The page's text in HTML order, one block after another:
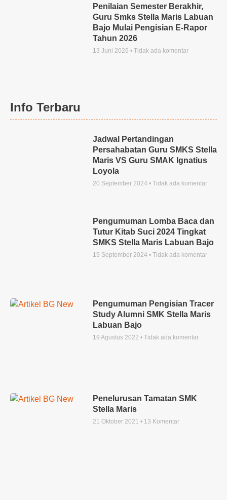
Penilaian Semester Berakhir,
Guru Smks Stella Maris Labuan
Bajo Mulai Pengisian E-Rapor
Tahun 2026
13 Juni 2026 Tidak ada komentar
Info Terbaru
Jadwal Pertandingan
Persahabatan Guru SMKS Stella
Maris VS Guru SMAK Ignatius
Loyola
20 September 2024 Tidak ada komentar
Pengumuman Lomba Baca dan
Tutur Kitab Suci 2024 Tingkat
SMKS Stella Maris Labuan Bajo
19 September 2024 Tidak ada komentar
Pengumuman Pengisian Tracer
Study Alumni SMK Stella Maris
Labuan Bajo
19 Agustus 2022 Tidak ada komentar
Penelurusan Tamatan SMK
Stella Maris
21 Oktober 2021 13 Komentar